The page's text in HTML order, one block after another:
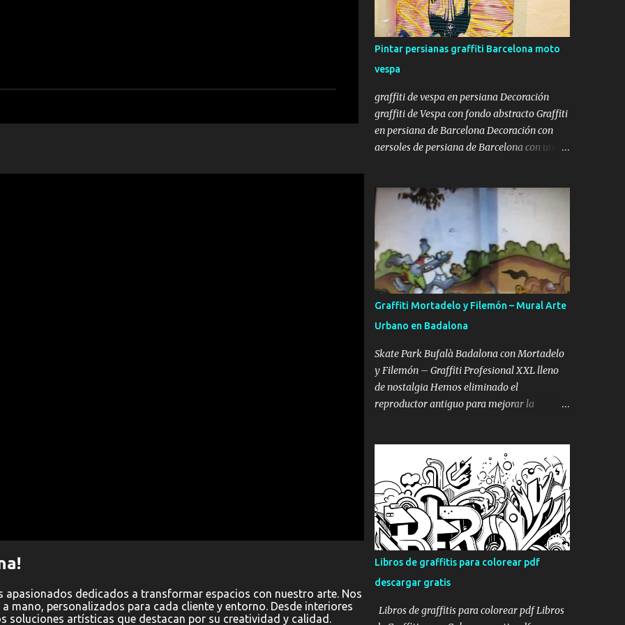
apasionados dedicados a transformar espacios con nuestro arte. Nos
mano, personalizados para cada cliente y entorno. Desde interiores
soluciones artísticas que destacan por su creatividad y calidad.
Coloring Book, ideal para artistas y
aficionados Estos maestros del spray han
definido los bordes de sus trabajos más
icónicos, dejando el espacio en blanco para
que tú tomes el control. Aunque muchos
piensen que es un libro para niños, su
complejidad y estilo lo hacen perfecto para
adultos y artistas que buscan perfeccionar
su técnica de color y sombreado. El autor
respetadas en toda Europa. Preparar tus ...
Pintar persianas graffiti Barcelona moto
vespa
graffiti de vespa en persiana Decoración
graffiti de Vespa con fondo abstracto Graffiti
en persiana de Barcelona Decoración con
aersoles de persiana de Barcelona con una
mostrábamos la decoración mural de una
persiana de una lampistería , con todo el
proceso, en esta ocasión os mostraremos la
decoración de una persiana con un dibujo de
estilo Street Art , con un fondo abstracto y
una moto Vespa con estilo de stencil, aunque
se hubiera pintado a mano alzada y sin
plantilla , ni máscara. Aquí podéis ver el
algunas fotos del proceso de la pintura en la
persiana con el graffiti : sprays de graffiti
para persianas pintado de fondo de persiana
Mural de fondo abstracto graffitero
pintando persiana dibujo de vespa en
persianas de Barcelona, o queréis graffitis
Graffiti Mortadelo y Filemón – Mural Arte
Urbano en Badalona
Skate Park Bufalà Badalona con Mortadelo
y Filemón – Graffiti Profesional XXL lleno
de nostalgia Hemos eliminado el
reproductor antiguo para mejorar la
vídeo completo: Skate Park Bufalà con
Mortadelo y Filemón – Proceso Completo
(YouTube) Cuando el skate se encuentra con
Mortadelo y Filemón Hay murales bonitos.
Hay murales grandes. Y luego están los
murales que conectan directamente con la
infancia de varias generaciones. El Skate
Park de Bufalà, en Badalona, se transformó
en un homenaje gigante a Mortadelo y
Filemón. No uno. No dos. Un montón de
Mortadelos disfrazados de mil cosas
Libros de graffitis para colorear pdf
descargar gratis
Libros de graffitis para colorear pdf Libros